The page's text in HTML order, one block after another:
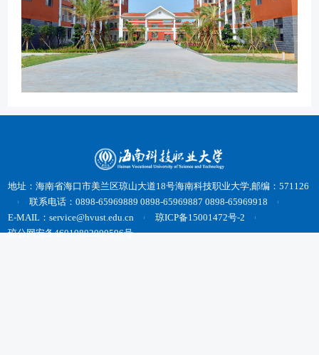
地址：海南省海口市美兰区琼山大道18号海南科技职业大学,邮编：571126
联系电话：0898-65969889 0898-65969887 0898-65969918
E-MAIL：service@hvust.edu.cn
琼ICP备15001472号-2
琼公网安备46010802000596号